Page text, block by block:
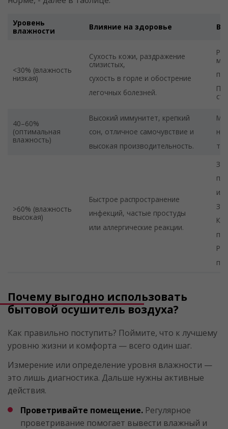
Уровень
влажности
Влияние на здоровье
<30% (влажность
низкая)
Сухость кожи, раздражение
слизистых,
сухость в горле и обострение
легочных болезней.
40–60%
(оптимальная
влажность)
Высокий иммунитет, крепкий
сон, отличное самочувствие и
высокая производительность.
>60% (влажность
высокая)
Быстрое распространение
инфекций, частые простуды
или аллергические реакции.
Почему выгодно использовать
бытовой осушитель воздуха?
Как правильно поступить? Поймите, что к лучшему
уровню жизни и комфорта — всего один шаг.
Измерение или определение уровня влажности —
это лишь диагностика. Дальше нужны активные
действия.
Проветривайте помещение. Регулярное
проветривание помогает вывести влажный и